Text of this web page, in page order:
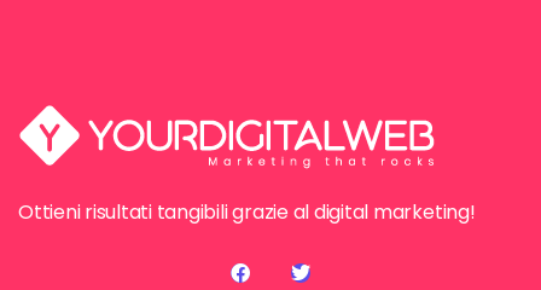
Ottieni risultati tangibili grazie al digital marketing!